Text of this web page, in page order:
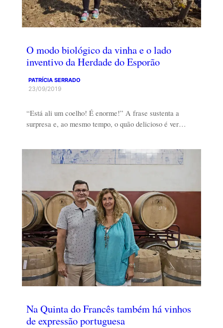
O modo biológico da vinha e o lado
inventivo da Herdade do Esporão
PATRÍCIA SERRADO
23/09/2019
“Está ali um coelho! É enorme!” A frase sustenta a
surpresa e, ao mesmo tempo, o quão delicioso é ver…
Na Quinta do Francês também há vinhos
de expressão portuguesa